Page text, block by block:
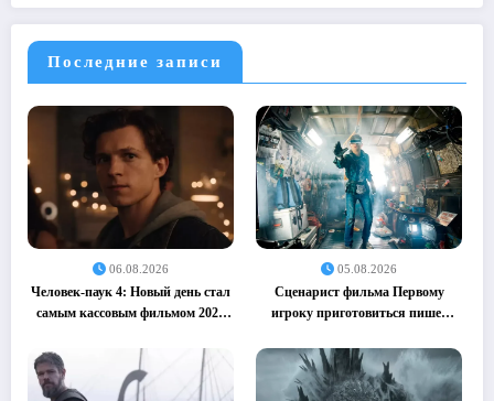
Последние записи
06.08.2026
Человек-паук 4: Новый день стал
самым кассовым фильмом 2026
05.08.2026
Сценарист фильма Первому
игроку приготовиться пишет